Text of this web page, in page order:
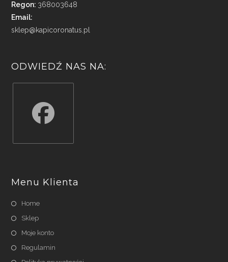
Regon: 368003648
Email:
sklep@kapicoronatus.pl
ODWIEDŹ NAS NA:
new
tab
Menu Klienta
Home
Sklep
Moje konto
Regulamin